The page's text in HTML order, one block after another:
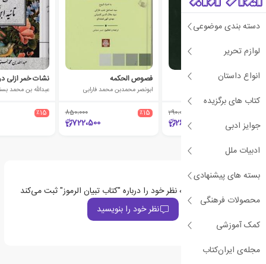
دسته بندی موضوعی
لوازم تحریر
انواع داستان
کتاب های برگزیده
جوایز ادبی
ادبیات ملل
بسته های پیشنهادی
محصولات فرهنگی
کمک آموزشی
مجله‌ی ایران‌کتاب
هیاکل النور
290،000
261،000
فصوص الحکمه
ابونصر محمدبن محمد فارابی
٪15 850،000
722،500
عبدالله بن محمد
٪15
اولین نفری باشید که نظر خود را درباره "کتاب تبیان الرموز" ثبت می‌کند
نظر خود را بنویسید